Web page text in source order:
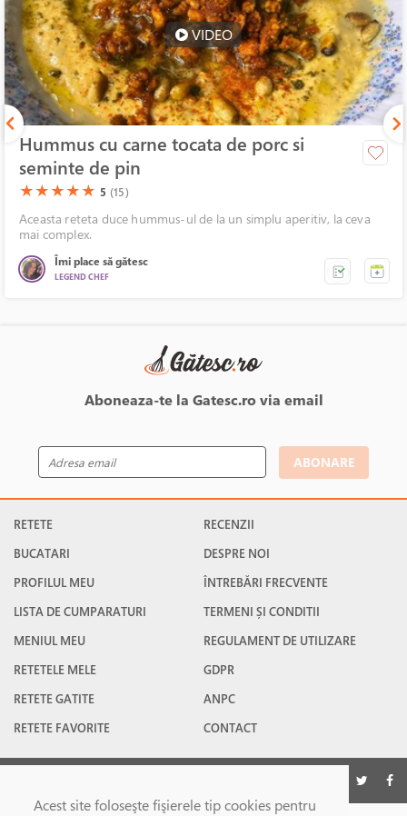
Acest site foloseşte fişierele tip cookies pentru
VIDEO
Hummus cu carne tocata de porc si
seminte de pin
(*)
★(*)
★(*)
★(*)
★(*)
★ 5 (15)
Aceasta reteta duce hummus-ul de la un simplu aperitiv, la ceva
mai complex.
Îmi place să gătesc
LEGEND CHEF
Aboneaza-te la Gatesc.ro via email
ABONARE
RETETE
BUCATARI
PROFILUL MEU
LISTA DE CUMPARATURI
MENIUL MEU
RETETELE MELE
RETETE GATITE
RETETE FAVORITE
RECENZII
DESPRE NOI
ÎNTREBĂRI FRECVENTE
TERMENI ȘI CONDITII
REGULAMENT DE UTILIZARE
GDPR
ANPC
CONTACT